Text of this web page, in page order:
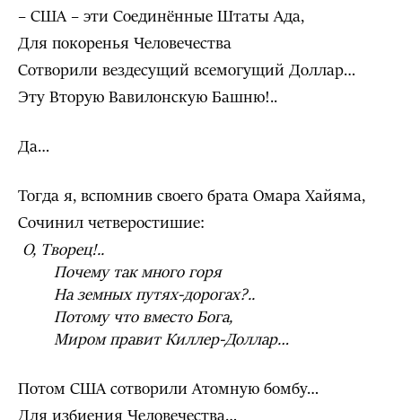
– США – эти Соединённые Штаты Ада,
Для покоренья Человечества
Сотворили вездесущий всемогущий Доллар…
Эту Вторую Вавилонскую Башню!..
Да…
Тогда я, вспомнив своего брата Омара Хайяма,
Сочинил четверостишие:
О, Творец!..
Почему так много горя
На земных путях-дорогах?..
Потому что вместо Бога,
Миром правит Киллер-Доллар…
Потом США сотворили Атомную бомбу…
Для избиения Человечества…